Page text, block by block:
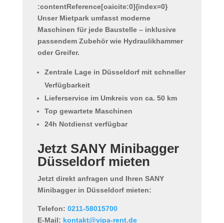
:contentReference[oaicite:0]{index=0}
Unser Mietpark umfasst moderne
Maschinen für jede Baustelle – inklusive
passendem Zubehör wie Hydraulikhammer
oder Greifer.
Zentrale Lage in Düsseldorf mit schneller
Verfügbarkeit
Lieferservice im Umkreis von ca. 50 km
Top gewartete Maschinen
24h Notdienst verfügbar
Jetzt SANY Minibagger
Düsseldorf mieten
Jetzt direkt anfragen und Ihren SANY
Minibagger in Düsseldorf mieten:
Telefon: 0211-58015700
E-Mail: kontakt@vipa-rent.de